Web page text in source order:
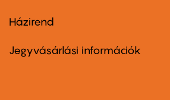
Footer
second
Házirend
Jegyvásárlási információk